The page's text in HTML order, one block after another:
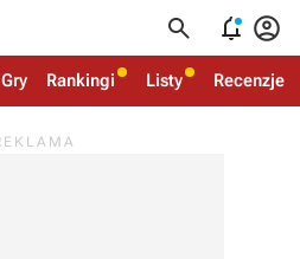
  
Gry Rankingi Listy Recenzje